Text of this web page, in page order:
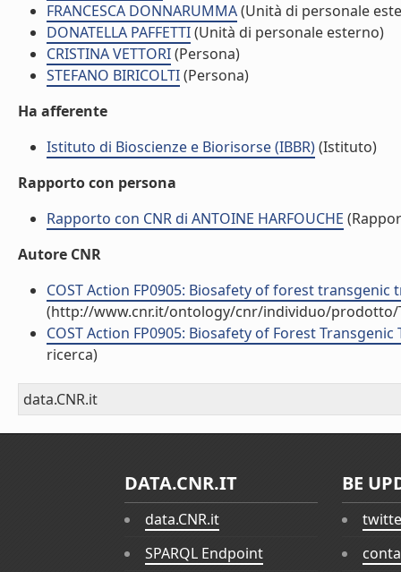
FRANCESCA DONNARUMMA(Unità di personale
DONATELLA PAFFETTI(Unità di personale esterno)
CRISTINA VETTORI(Persona)
STEFANO BIRICOLTI(Persona)
Ha afferente
Istituto di Bioscienze e Biorisorse (IBBR)(Istituto)
Rapporto con persona
Rapporto con CNR di ANTOINE HARFOUCHE
Autore CNR
COST Action FP0905: Biosafety of forest
(http://www.cnr.it/ontology/cnr/individuo/prodotto/
COST Action FP0905: Biosafety of Forest
ricerca)
data.CNR.it
DATA.CNR.IT
data.CNR.it
SPARQL Endpoint
BE